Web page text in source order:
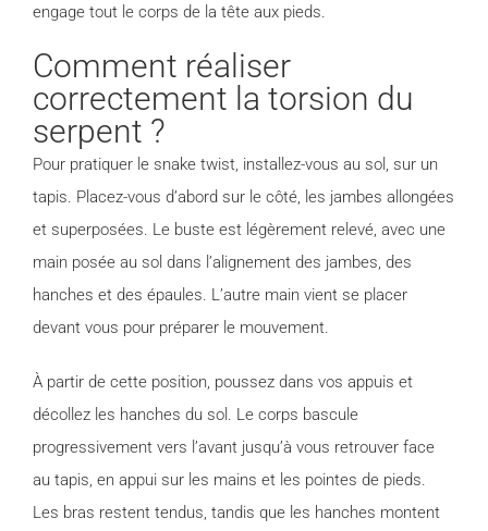
engage tout le corps de la tête aux pieds.
Comment réaliser
correctement la torsion du
serpent ?
Pour pratiquer le snake twist, installez-vous au sol, sur un
tapis. Placez-vous d’abord sur le côté, les jambes allongées
et superposées. Le buste est légèrement relevé, avec une
main posée au sol dans l’alignement des jambes, des
hanches et des épaules. L’autre main vient se placer
devant vous pour préparer le mouvement.
À partir de cette position, poussez dans vos appuis et
décollez les hanches du sol. Le corps bascule
progressivement vers l’avant jusqu’à vous retrouver face
au tapis, en appui sur les mains et les pointes de pieds.
Les bras restent tendus, tandis que les hanches montent